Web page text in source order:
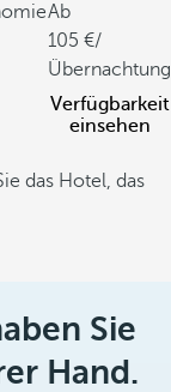
Ab
105
/
Übernachtung
Verfügbarkeit
einsehen
das Hotel, das
Sie
Hand.